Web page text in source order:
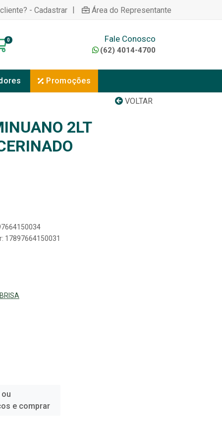
- Cadastrar | Área do Representante
0 Fale Conosco
(62) 4014-4700
Promoções
VOLTAR
2LT
17897664150031
e comprar